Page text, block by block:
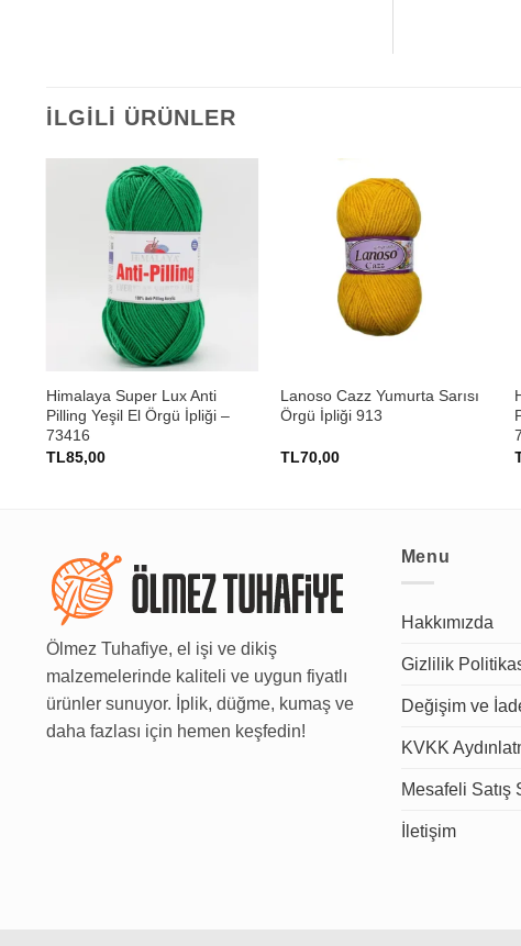
İLGILI ÜRÜNLER
Himalaya Super Lux Anti
Pilling Yeşil El Örgü İpliği –
73416
TL85,00
Lanoso Cazz Yumurta Sarısı
Örgü İpliği 913
TL70,00
Ölmez Tuhafiye, el işi ve dikiş
malzemelerinde kaliteli ve uygun fiyatlı
ürünler sunuyor. İplik, düğme, kumaş ve
daha fazlası için hemen keşfedin!
Menu
Hakkımızda
Gizlilik
Değişim ve
KVKK
Mesafeli Satış
İletişim